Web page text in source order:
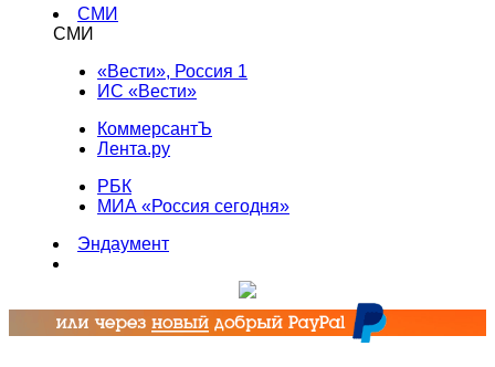
СМИ
СМИ
«Вести», Россия 1
ИС «Вести»
КоммерсантЪ
Лента.ру
РБК
МИА «Россия сегодня»
Эндаумент